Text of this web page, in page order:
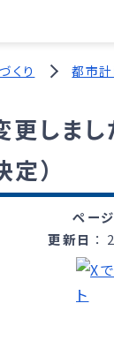
くり 都市
しまし
）
ペー
更新日